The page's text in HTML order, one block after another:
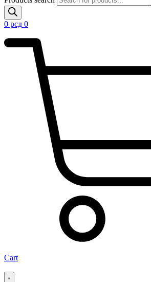
0 рсд 0
Cart